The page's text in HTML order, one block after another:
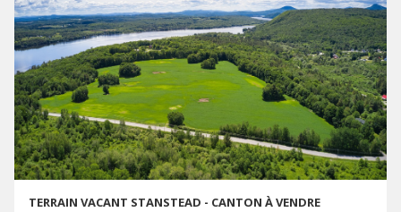
TERRAIN VACANT STANSTEAD - CANTON À VENDRE